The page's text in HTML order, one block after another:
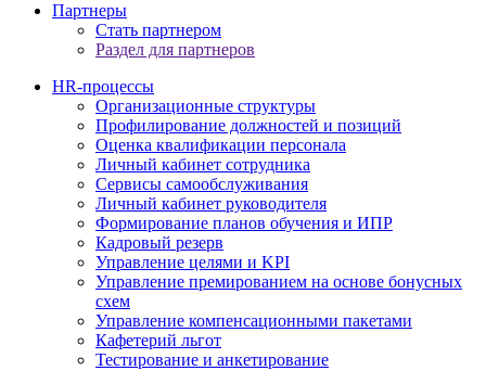
Партнеры
Стать партнером
Раздел для партнеров
HR-процессы
Организационные структуры
Профилирование должностей и позиций
Оценка квалификации персонала
Личный кабинет сотрудника
Сервисы самообслуживания
Личный кабинет руководителя
Формирование планов обучения и ИПР
Кадровый резерв
Управление целями и KPI
Управление премированием на основе бонусных
схем
Управление компенсационными пакетами
Кафетерий льгот
Тестирование и анкетирование